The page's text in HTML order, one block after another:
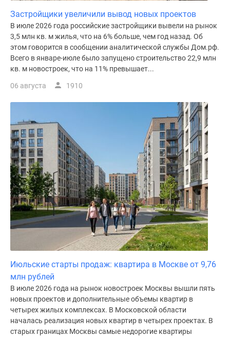
Застройщики увеличили вывод новых проектов
В июле 2026 года российские застройщики вывели на рынок
3,5 млн кв. м жилья, что на 6% больше, чем год назад. Об
этом говорится в сообщении аналитической службы Дом.рф.
Всего в январе-июле было запущено строительство 22,9 млн
кв. м новостроек, что на 11% превышает...
06 августа 1910
Июльские старты продаж: квартира в Москве от 9,76
млн рублей
В июле 2026 года на рынок новостроек Москвы вышли пять
новых проектов и дополнительные объемы квартир в
четырех жилых комплексах. В Московской области
началась реализация новых квартир в четырех проектах. В
старых границах Москвы самые недорогие квартиры